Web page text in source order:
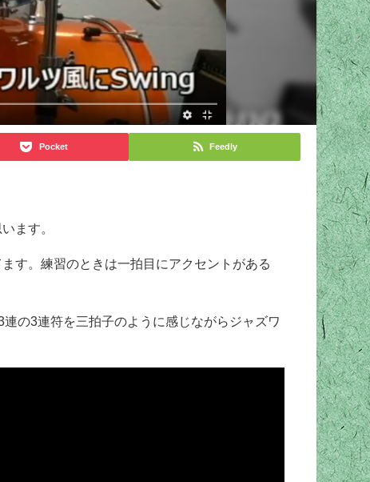
Pocket Feedly
ます。
す。練習のときは一拍目にアクセントがある
の3連符を三拍子のように感じながらジャズワ